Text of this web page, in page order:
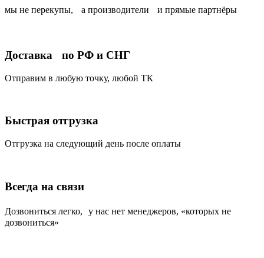
мы не перекупы, а производители и прямые партнёры
Доставка по РФ и СНГ
Отправим в любую точку, любой ТК
Быстрая отгрузка
Отгрузка на следующий день после оплаты
Всегда на связи
Дозвониться легко, у нас нет менеджеров, «которых не
дозвониться»